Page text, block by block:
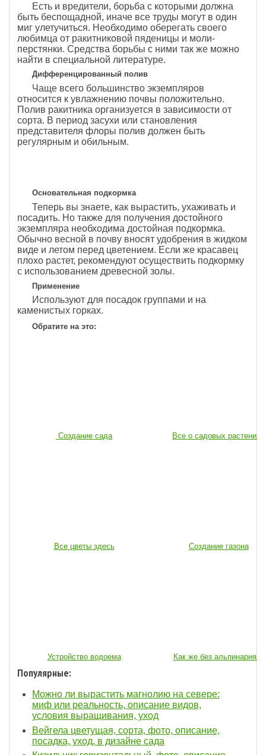
Есть и вредители, борьба с которыми должна
быть беспощадной, иначе все труды могут в один
миг улетучиться. Необходимо оберегать своего
любимца от ракитниковой пяденицы и моли-
перстянки. Средства борьбы с ними так же можно
найти в специальной литературе.
Дифференцированный полив
Чаще всего большинство экземпляров
относится к увлажнению почвы положительно.
Полив ракитника организуется в зависимости от
сорта. В период засухи или становления
представителя флоры полив должен быть
регулярным и обильным.
Основательная подкормка
Теперь вы знаете, как вырастить, ухаживать и
посадить. Но также для получения достойного
экземпляра необходима достойная подкормка.
Обычно весной в почву вносят удобрения в жидком
виде и летом перед цветением. Если же красавец
плохо растет, рекомендуют осуществить подкормку
с использованием древесной золы.
Применение
Используют для посадок группами и на
каменистых горках.
Обратите на это:
Создание сада Все о садовых растениях
Все цветы здесь Создание газона
Устройство водоема Как же без альпинария...
Популярные:
Можно ли вырастить магнолию на севере:
миф или реальность, описание видов,
условия выращивания, уход
Вейгела цветущая, сорта, фото, описание,
посадка, уход, в дизайне сада